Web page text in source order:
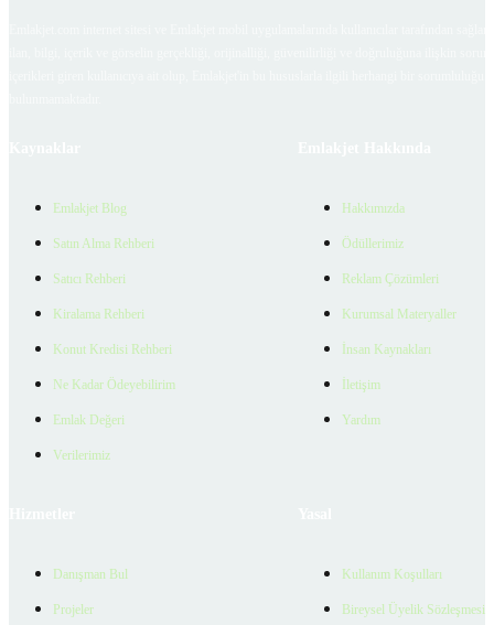
Emlakjet Blog
Satın Alma Rehberi
Satıcı Rehberi
Kiralama Rehberi
Konut Kredisi Rehberi
Ne Kadar Ödeyebilirim
Emlak Değeri
Verilerimiz
Hakkımızda
Ödüllerimiz
Reklam Çözümleri
Kurumsal Materyaller
İnsan Kaynakları
İletişim
Yardım
Danışman Bul
Projeler
Kullanım Koşulları
Bireysel Üyelik Sözleşmesi